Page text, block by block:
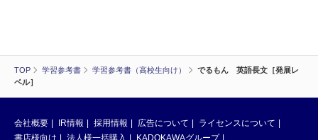
TOP 学習参考書 学習参考書（高校生向け）
でるもん 英語長文［発展レ
ベル］
会社概要 IR情報 採用情報 広告について
ライセンスについて
書店様向け
法人様一括購入 KADOKAWAグループ